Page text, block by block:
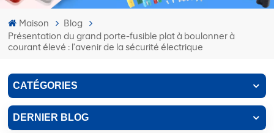
Maison
Blog
Présentation du grand porte-fusible plat à boulonner à
courant élevé : l'avenir de la sécurité électrique
CATÉGORIES
DERNIER BLOG